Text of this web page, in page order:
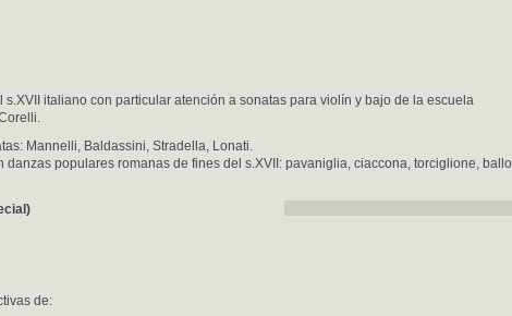
italiano con particular atención a sonatas para violín y bajo de la escuela
Mannelli, Baldassini, Stradella, Lonati.
danzas populares romanas de fines del s.XVII: pavaniglia, ciaccona, torciglione, ballo
de: